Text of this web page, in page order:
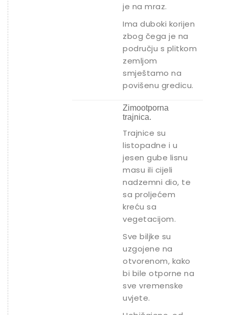
je na mraz.
Ima duboki korijen
zbog čega je na
području s plitkom
zemljom
smještamo na
povišenu gredicu.
Zimootporna
trajnica.
Trajnice su
listopadne i u
jesen gube lisnu
masu ili cijeli
nadzemni dio, te
sa proljećem
kreću sa
vegetacijom.
Sve biljke su
uzgojene na
otvorenom, kako
bi bile otporne na
sve vremenske
uvjete.